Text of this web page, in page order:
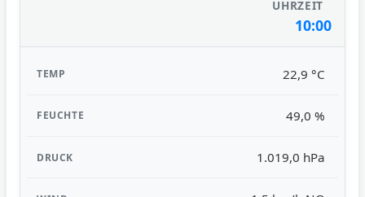
10:00
22,9 °C
49,0 %
1.019,0 hPa